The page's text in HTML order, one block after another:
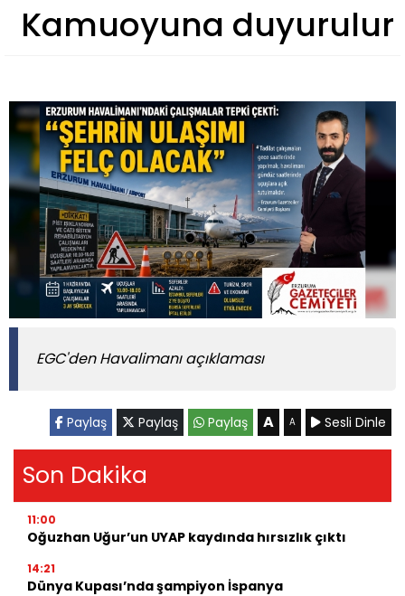
Kamuoyuna duyurulur
EGC'den Havalimanı açıklaması
Paylaş Paylaş Paylaş A A Sesli Dinle
Son Dakika
11:00
Oğuzhan Uğur’un UYAP kaydında hırsızlık çıktı
14:21
Dünya Kupası’nda şampiyon İspanya